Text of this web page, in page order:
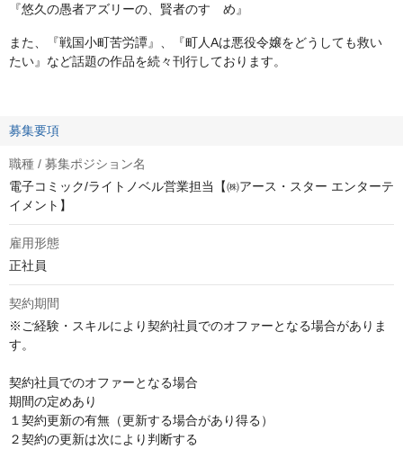
『悠久の愚者アズリーの、賢者のすゝめ』
また、『戦国小町苦労譚』、『町人Aは悪役令嬢をどうしても救い
たい』など話題の作品を続々刊行しております。
募集要項
職種 / 募集ポジション名
電子コミック/ライトノベル営業担当【㈱アース・スター エンターテ
イメント】
雇用形態
正社員
契約期間
※ご経験・スキルにより契約社員でのオファーとなる場合がありま
す。
契約社員でのオファーとなる場合
期間の定めあり
１契約更新の有無（更新する場合があり得る）
２契約の更新は次により判断する